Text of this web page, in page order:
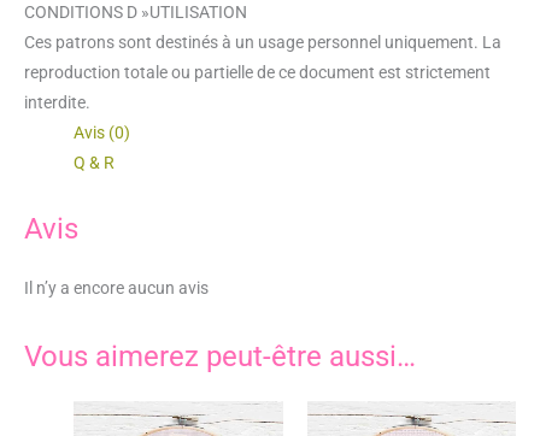
CONDITIONS D »UTILISATION
Ces patrons sont destinés à un usage personnel uniquement. La
reproduction totale ou partielle de ce document est strictement
interdite.
Avis (0)
Q & R
Avis
Il n’y a encore aucun avis
Vous aimerez peut-être aussi…